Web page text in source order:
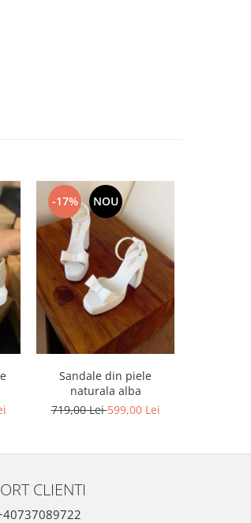
-17% NOU
Sandale din piele
naturala alba
719,00 Lei599,00 Lei
CLIENTI